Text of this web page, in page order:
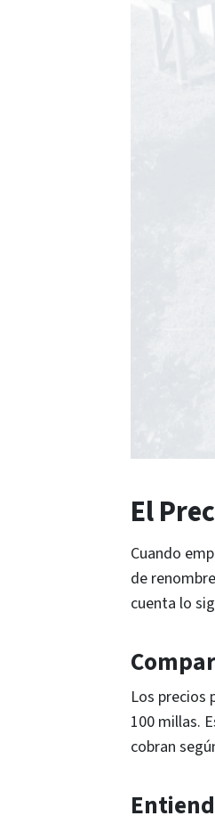
El
Cuando
de
cuenta lo
Los precios
100 millas.
cobran